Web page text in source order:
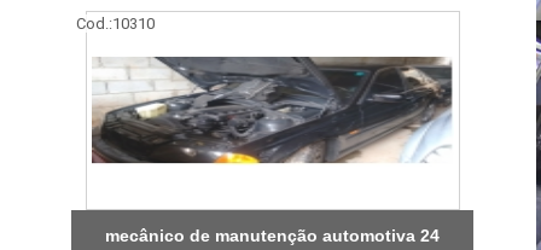
Cod.:10310
mecânico de manutenção automotiva 24